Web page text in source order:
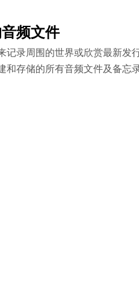
频文件
录周围的世界或欣赏最新发
存储的所有音频文件及备忘